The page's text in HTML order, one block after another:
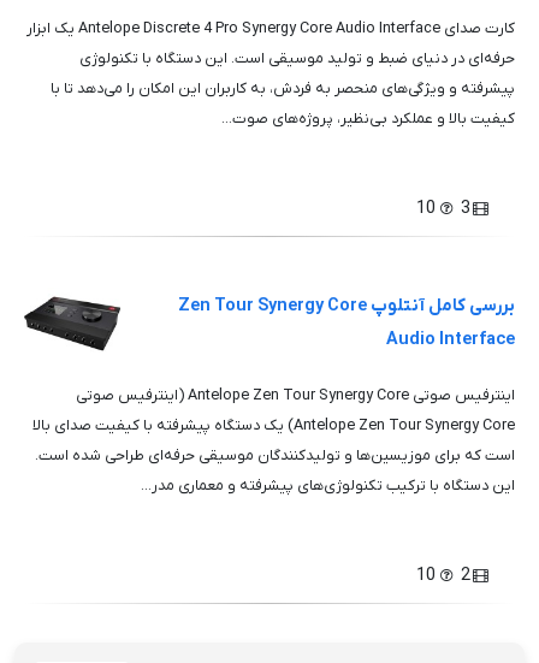
کارت صدای Antelope Discrete 4 Pro Synergy Core Audio Interface یک ابزار
حرفه‌ای در دنیای ضبط و تولید موسیقی است. این دستگاه با تکنولوژی
پیشرفته و ویژگی‌های منحصر به فردش، به کاربران این امکان را می‌دهد تا با
کیفیت بالا و عملکرد بی‌نظیر، پروژه‌های صوت...
3
10
بررسی کامل آنتلوپ Zen Tour Synergy Core
Audio Interface
اینترفیس صوتی Antelope Zen Tour Synergy Core (اینترفیس صوتی
Antelope Zen Tour Synergy Core) یک دستگاه پیشرفته با کیفیت صدای بالا
است که برای موزیسین‌ها و تولیدکنندگان موسیقی حرفه‌ای طراحی شده است.
این دستگاه با ترکیب تکنولوژی‌های پیشرفته و معماری مدر...
2
10